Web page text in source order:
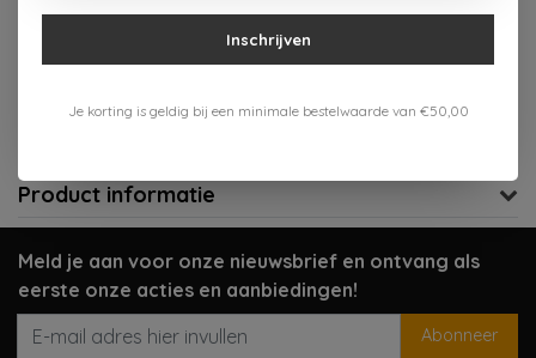
Gratis verzenden vanaf 75,-
Verzenden 1-3 werkdagen
Product informatie
Meld je aan voor onze nieuwsbrief en ontvang als
eerste onze acties en aanbiedingen!
Abonneer
Inschrijven
Je korting is geldig bij een minimale bestelwaarde van €50,00